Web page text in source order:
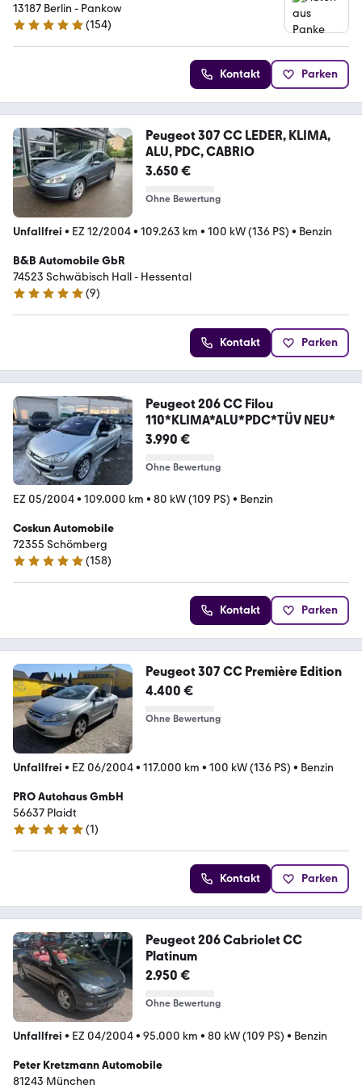
13187 Berlin - Pankow
4.9 Sterne
(154)
Kontakt Parken
Peugeot 307 CC LEDER, KLIMA,
ALU, PDC, CABRIO
3.650 €
Ohne Bewertung
Unfallfrei • EZ 12/2004• 109.263 km • 100 kW (136 PS) • Benzin
B&B Automobile GbR
74523 Schwäbisch Hall - Hessental
4.9 Sterne
(9)
Kontakt Parken
Peugeot 206 CC Filou
110*KLIMA*ALU*PDC*TÜV NEU*
3.990 €
Ohne Bewertung
EZ 05/2004• 109.000 km • 80 kW (109 PS) • Benzin
Coskun Automobile
72355 Schömberg
4.9 Sterne
(158)
Kontakt Parken
Peugeot 307 CC Première Edition
4.400 €
Ohne Bewertung
Unfallfrei • EZ 06/2004• 117.000 km • 100 kW (136 PS) • Benzin
PRO Autohaus GmbH
56637 Plaidt
5 Sterne
(1)
Kontakt Parken
Peugeot 206 Cabriolet CC
Platinum
2.950 €
Ohne Bewertung
Unfallfrei • EZ 04/2004• 95.000 km • 80 kW (109 PS) • Benzin
Peter Kretzmann Automobile
81243 München